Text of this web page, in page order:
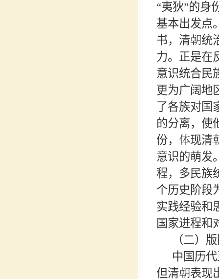
“夷狄”的身
基本出发点
书，清朝统
力。正是在
意识统合民
更为广阔地
了各族对国
的分离，使
份，体现清
意识的萌发
程，多民族
个历史阶段
实践经验和
国家进程和
（二）
中国历
但清朝表现